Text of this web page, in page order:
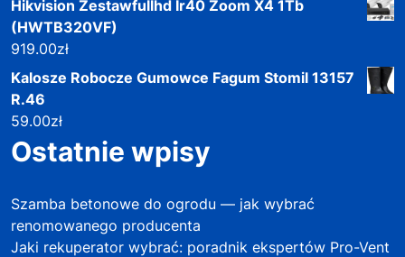
Hikvision Zestawfullhd Ir40 Zoom X4 1Tb
(HWTB320VF)
919.00zł
Kalosze Robocze Gumowce Fagum Stomil 13157
R.46
59.00zł
Ostatnie wpisy
Szamba betonowe do ogrodu — jak wybrać
renomowanego producenta
Jaki rekuperator wybrać: poradnik ekspertów Pro-Vent